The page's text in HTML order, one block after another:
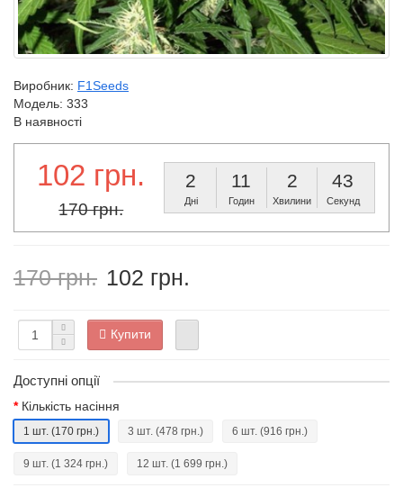
Виробник: F1Seeds
Модель: 333
В наявності
102 грн.
170 грн.
2
Дні
11
Годин
2
Хвилини
42
Секунд
170 грн. 102 грн.
Купити
Доступні опції
Кількість насіння
1 шт. (170 грн.) 3 шт. (478 грн.) 6 шт. (916 грн.)
9 шт. (1 324 грн.) 12 шт. (1 699 грн.)